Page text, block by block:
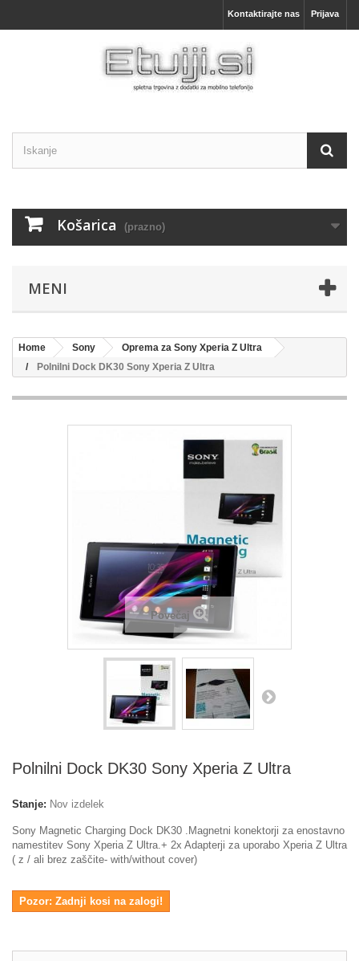
Prijava
Kontaktirajte nas
Košarica (prazno)
MENI
Home Sony
Oprema za Sony Xperia Z Ultra
Polnilni Dock DK30 Sony Xperia Z Ultra
Povečaj
Polnilni Dock DK30 Sony Xperia Z Ultra
Stanje: Nov izdelek
Sony Magnetic Charging Dock DK30 .Magnetni konektorji za enostavno
namestitev Sony Xperia Z Ultra.+ 2x Adapterji za uporabo Xperia Z Ultra
( z / ali brez zaščite- with/without cover)
Pozor: Zadnji kosi na zalogi!